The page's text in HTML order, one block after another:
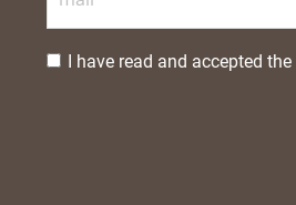
I have read and accepted the